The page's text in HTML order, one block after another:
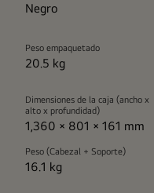
Negro
Peso empaquetado
20.5 kg
Dimensiones de la caja (ancho x
alto x profundidad)
1,360 × 801 × 161 mm
Peso (Cabezal + Soporte)
16.1 kg